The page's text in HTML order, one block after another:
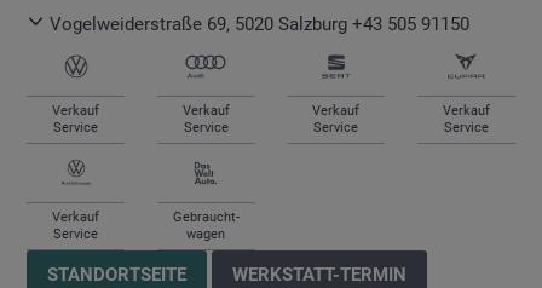
Vogelweiderstraße 69, 5020 Salzburg +43 505 91150
Verkauf
Service
Verkauf
Service
Verkauf
Service
Verkauf
Service
Verkauf
Service
Gebraucht-
wagen
STANDORTSEITE WERKSTATT-TERMIN